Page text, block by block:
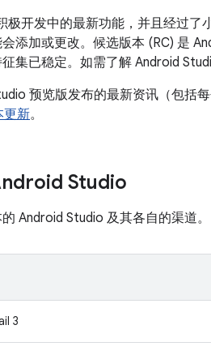
极开发中的最新功能，并且经过了
添加或更改。候选版本 (RC) 是
集已稳定。如需了解 Android
预览版发布的最新资讯（包括
更新。
Studio
Android Studio 及其各自的渠道。
3